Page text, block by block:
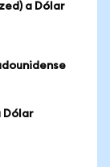
a Dólar
Dólar